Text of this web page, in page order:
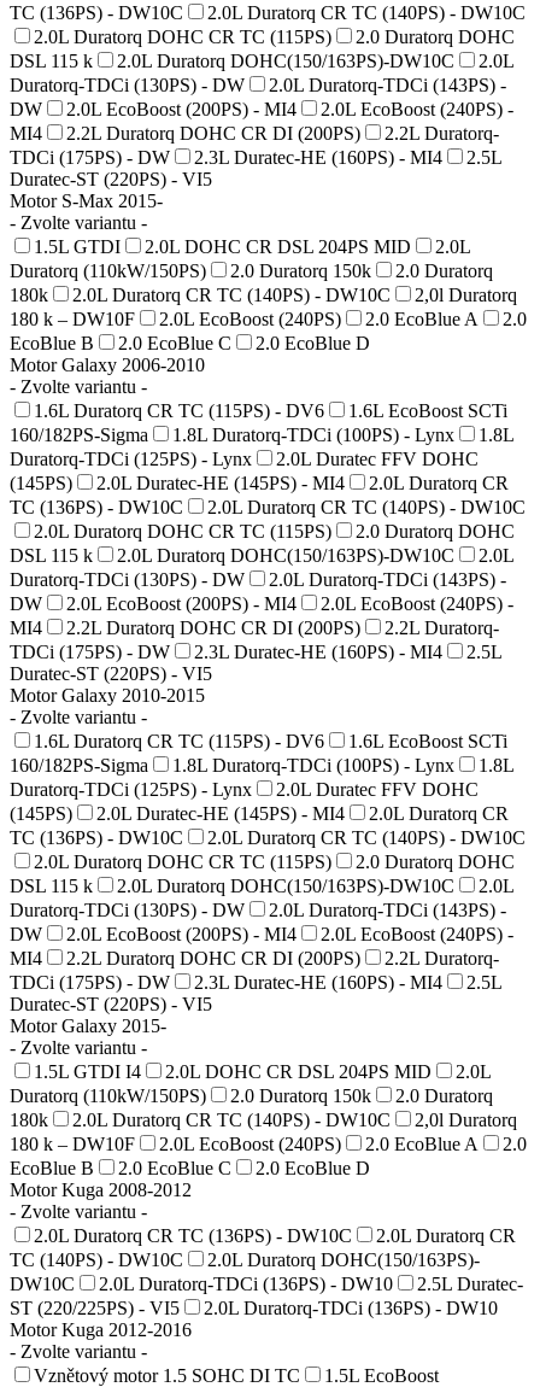
TC (136PS) - DW10C
2.0L Duratorq CR TC (140PS) - DW10C
2.0L Duratorq DOHC CR TC (115PS)
2.0 Duratorq DOHC
DSL 115 k
2.0L Duratorq DOHC(150/163PS)-DW10C
2.0L
Duratorq-TDCi (130PS) - DW
2.0L Duratorq-TDCi (143PS) -
DW
2.0L EcoBoost (200PS) - MI4
2.0L EcoBoost (240PS) -
MI4
2.2L Duratorq DOHC CR DI (200PS)
2.2L Duratorq-
TDCi (175PS) - DW
2.3L Duratec-HE (160PS) - MI4
2.5L
Duratec-ST (220PS) - VI5
Motor S-Max 2015-
- Zvolte variantu -
1.5L GTDI
2.0L DOHC CR DSL 204PS MID
2.0L
Duratorq (110kW/150PS)
2.0 Duratorq 150k
2.0 Duratorq
180k
2.0L Duratorq CR TC (140PS) - DW10C
2,0l Duratorq
180 k – DW10F
2.0L EcoBoost (240PS) 2.0 EcoBlue A
2.0
EcoBlue B
2.0 EcoBlue C
2.0 EcoBlue D
Motor Galaxy 2006-2010
- Zvolte variantu -
1.6L Duratorq CR TC (115PS) - DV6
1.6L EcoBoost SCTi
160/182PS-Sigma
1.8L Duratorq-TDCi (100PS) - Lynx
1.8L
Duratorq-TDCi (125PS) - Lynx
2.0L Duratec FFV DOHC
(145PS)
2.0L Duratec-HE (145PS) - MI4
2.0L Duratorq CR
TC (136PS) - DW10C
2.0L Duratorq CR TC (140PS) - DW10C
2.0L Duratorq DOHC CR TC (115PS)
2.0 Duratorq DOHC
DSL 115 k
2.0L Duratorq DOHC(150/163PS)-DW10C
2.0L
Duratorq-TDCi (130PS) - DW
2.0L Duratorq-TDCi (143PS) -
DW
2.0L EcoBoost (200PS) - MI4
2.0L EcoBoost (240PS) -
MI4
2.2L Duratorq DOHC CR DI (200PS)
2.2L Duratorq-
TDCi (175PS) - DW
2.3L Duratec-HE (160PS) - MI4
2.5L
Duratec-ST (220PS) - VI5
Motor Galaxy 2010-2015
- Zvolte variantu -
1.6L Duratorq CR TC (115PS) - DV6
1.6L EcoBoost SCTi
160/182PS-Sigma
1.8L Duratorq-TDCi (100PS) - Lynx
1.8L
Duratorq-TDCi (125PS) - Lynx
2.0L Duratec FFV DOHC
(145PS)
2.0L Duratec-HE (145PS) - MI4
2.0L Duratorq CR
TC (136PS) - DW10C
2.0L Duratorq CR TC (140PS) - DW10C
2.0L Duratorq DOHC CR TC (115PS)
2.0 Duratorq DOHC
DSL 115 k
2.0L Duratorq DOHC(150/163PS)-DW10C
2.0L
Duratorq-TDCi (130PS) - DW
2.0L Duratorq-TDCi (143PS) -
DW
2.0L EcoBoost (200PS) - MI4
2.0L EcoBoost (240PS) -
MI4
2.2L Duratorq DOHC CR DI (200PS)
2.2L Duratorq-
TDCi (175PS) - DW
2.3L Duratec-HE (160PS) - MI4
2.5L
Duratec-ST (220PS) - VI5
Motor Galaxy 2015-
- Zvolte variantu -
1.5L GTDI I4
2.0L DOHC CR DSL 204PS MID
2.0L
Duratorq (110kW/150PS)
2.0 Duratorq 150k
2.0 Duratorq
180k
2.0L Duratorq CR TC (140PS) - DW10C
2,0l Duratorq
180 k – DW10F
2.0L EcoBoost (240PS) 2.0 EcoBlue A
2.0
EcoBlue B
2.0 EcoBlue C
2.0 EcoBlue D
Motor Kuga 2008-2012
- Zvolte variantu -
2.0L Duratorq CR TC (136PS) - DW10C
2.0L Duratorq CR
TC (140PS) - DW10C
2.0L Duratorq DOHC(150/163PS)-
DW10C
2.0L Duratorq-TDCi (136PS) - DW10
2.5L Duratec-
ST (220/225PS) - VI5
2.0L Duratorq-TDCi (136PS) - DW10
Motor Kuga 2012-2016
- Zvolte variantu -
Vznětový motor 1.5 SOHC DI TC
1.5L EcoBoost